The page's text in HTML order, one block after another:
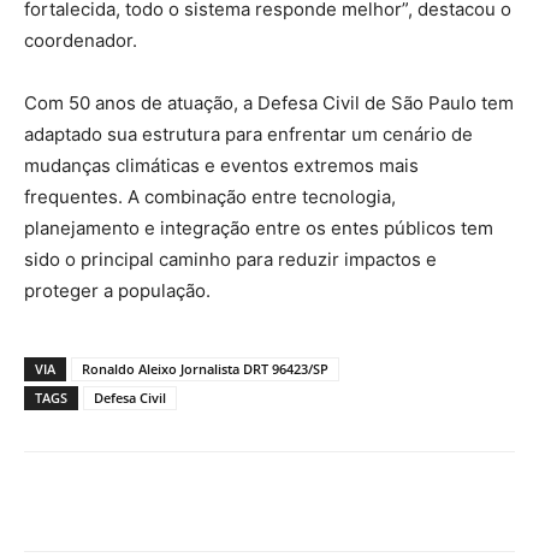
fortalecida, todo o sistema responde melhor”, destacou o
coordenador.
Com 50 anos de atuação, a Defesa Civil de São Paulo tem
adaptado sua estrutura para enfrentar um cenário de
mudanças climáticas e eventos extremos mais
frequentes. A combinação entre tecnologia,
planejamento e integração entre os entes públicos tem
sido o principal caminho para reduzir impactos e
proteger a população.
VIA
Ronaldo Aleixo Jornalista DRT 96423/SP
TAGS
Defesa Civil